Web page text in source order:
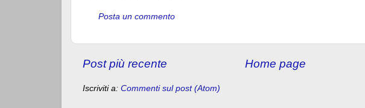
Posta un commento
Post più recente Home page
Iscriviti a: Commenti sul post (Atom)